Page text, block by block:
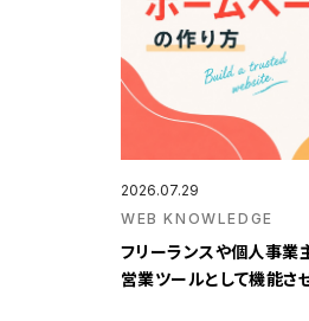
2026.07.29
WEB KNOWLEDGE
フリーランスや個人事業
営業ツールとして機能さ